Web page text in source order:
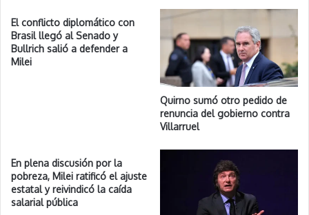
El conflicto diplomático con
Brasil llegó al Senado y
Bullrich salió a defender a
Milei
Quirno sumó otro pedido de
renuncia del gobierno contra
Villarruel
En plena discusión por la
pobreza, Milei ratificó el ajuste
estatal y reivindicó la caída
salarial pública